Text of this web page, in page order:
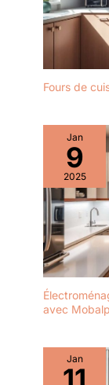
Fours de
Jan
9
2025
avec
Jan